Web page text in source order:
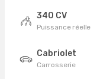
340 CV
Puissance réelle
Cabriolet
Carrosserie